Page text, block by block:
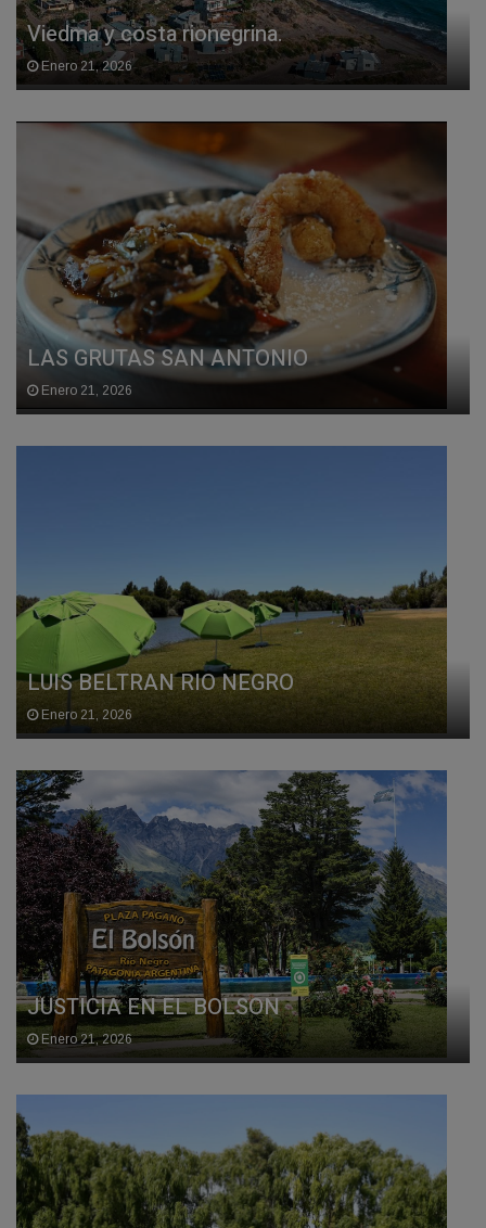
Viedma y costa rionegrina.
Enero 21, 2026
LAS GRUTAS SAN ANTONIO
Enero 21, 2026
LUIS BELTRAN RIO NEGRO
Enero 21, 2026
JUSTICIA EN EL BOLSON
Enero 21, 2026